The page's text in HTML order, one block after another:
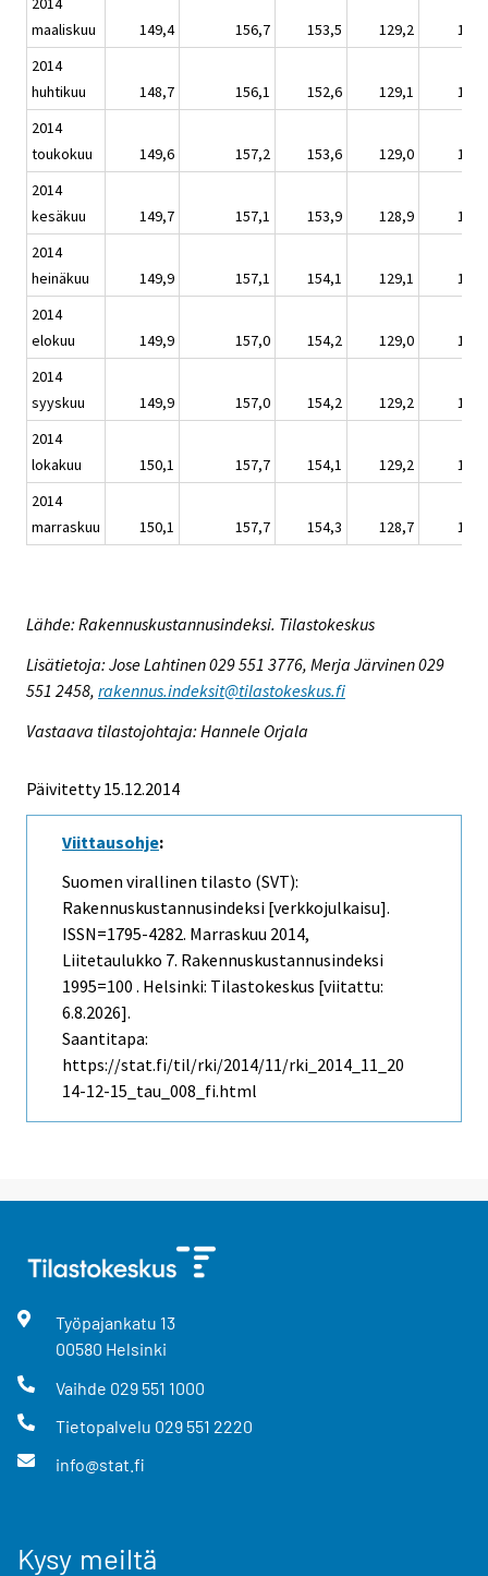
maaliskuu
149,4 156,7 153,5 129,2
2014
huhtikuu
148,7 156,1 152,6 129,1
2014
toukokuu
149,6 157,2 153,6 129,0
2014
kesäkuu
149,7 157,1 153,9 128,9
2014
heinäkuu
149,9 157,1 154,1 129,1
2014
elokuu
149,9 157,0 154,2 129,0
2014
syyskuu
149,9 157,0 154,2 129,2
2014
lokakuu
150,1 157,7 154,1 129,2
2014
marraskuu
150,1 157,7 154,3 128,7
Lähde: Rakennuskustannusindeksi. Tilastokeskus
Lisätietoja: Jose Lahtinen 029 551 3776, Merja Järvinen 029
551 2458, rakennus.indeksit@tilastokeskus.fi
Vastaava tilastojohtaja: Hannele Orjala
Päivitetty 15.12.2014
Viittausohje:
Suomen virallinen tilasto (SVT):
Rakennuskustannusindeksi [verkkojulkaisu].
ISSN=1795-4282. Marraskuu 2014,
Liitetaulukko 7. Rakennuskustannusindeksi
1995=100 . Helsinki: Tilastokeskus [viitattu:
6.8.2026].
Saantitapa:
https://stat.fi/til/rki/2014/11/rki_2014_11_20
14-12-15_tau_008_fi.html
Työpajankatu 13
00580 Helsinki
Vaihde 029 551 1000
Tietopalvelu 029 551 2220
info@stat.fi
Kysy meiltä